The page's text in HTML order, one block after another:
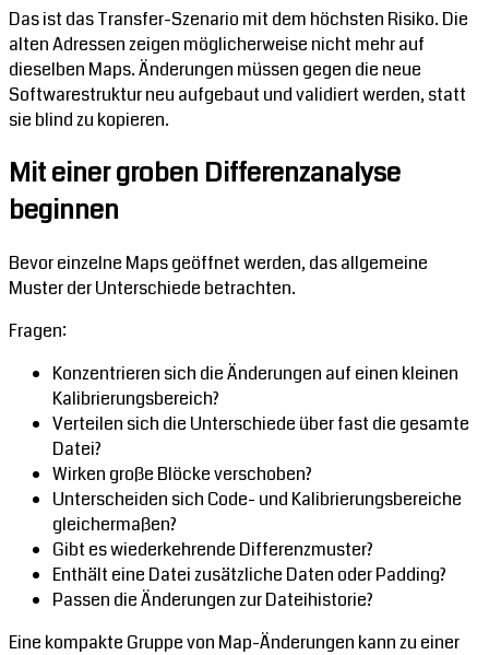
Das ist das Transfer-Szenario mit dem höchsten Risiko. Die
alten Adressen zeigen möglicherweise nicht mehr auf
dieselben Maps. Änderungen müssen gegen die neue
Softwarestruktur neu aufgebaut und validiert werden, statt
sie blind zu kopieren.
Mit einer groben Differenzanalyse
beginnen
Bevor einzelne Maps geöffnet werden, das allgemeine
Muster der Unterschiede betrachten.
Fragen:
Konzentrieren sich die Änderungen auf einen kleinen
Kalibrierungsbereich?
Verteilen sich die Unterschiede über fast die gesamte
Datei?
Wirken große Blöcke verschoben?
Unterscheiden sich Code- und Kalibrierungsbereiche
gleichermaßen?
Gibt es wiederkehrende Differenzmuster?
Enthält eine Datei zusätzliche Daten oder Padding?
Passen die Änderungen zur Dateihistorie?
Eine kompakte Gruppe von Map-Änderungen kann zu einer